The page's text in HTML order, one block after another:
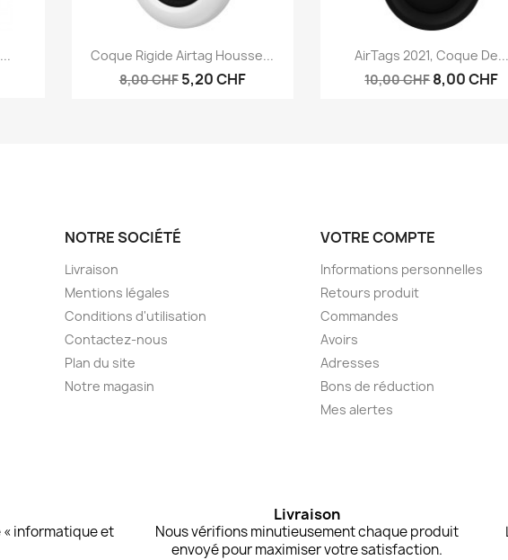
Aperçu rapide
Coque Rigide Airtag Housse...
8,00 CHF 5,20 CHF
Aperçu rapide
AirTags 2021, Coque De...
10,00 CHF8,00 CHF
NOTRE SOCIÉTÉ
Livraison
Mentions légales
Conditions d'utilisation
Contactez-nous
Plan du site
Notre magasin
VOTRE COMPTE
Informations personnelles
Retours produit
Commandes
Avoirs
Adresses
Bons de réduction
Mes alertes
« informatique et
Livraison
Nous vérifions minutieusement chaque produit
envoyé pour maximiser votre satisfaction.